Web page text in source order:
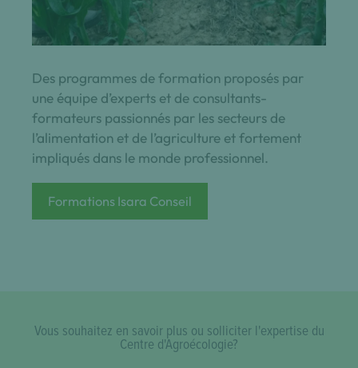
Des programmes de formation proposés par
une équipe d’experts et de consultants-
formateurs passionnés par les secteurs de
l’alimentation et de l’agriculture et fortement
impliqués dans le monde professionnel.
Formations Isara Conseil
Vous souhaitez en savoir plus ou solliciter l'expertise du
Centre d'Agroécologie?